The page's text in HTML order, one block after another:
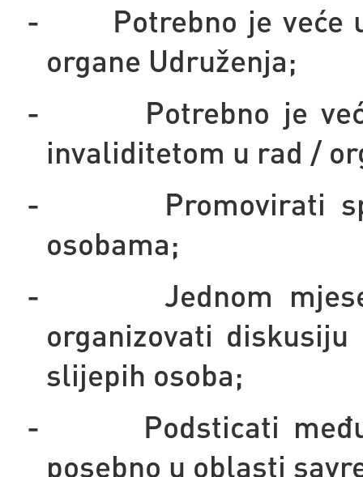
-
Potrebno je
organe Udruženja;
-
Potrebno je
invaliditetom u rad /
-
Promovirati
osobama;
-
Jednom
organizovati
slijepih osoba;
-
Podsticati
posebno u oblasti